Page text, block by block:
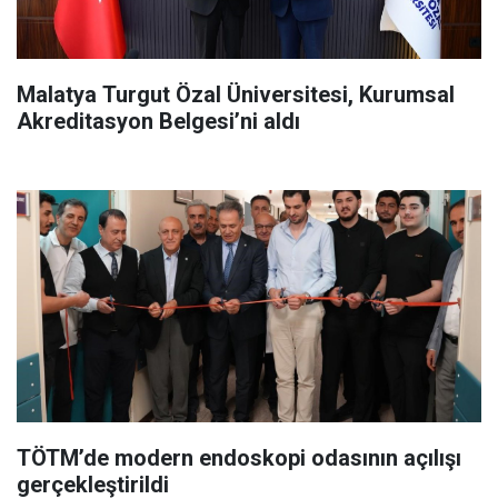
Malatya Turgut Özal Üniversitesi, Kurumsal
Akreditasyon Belgesi’ni aldı
TÖTM’de modern endoskopi odasının açılışı
gerçekleştirildi